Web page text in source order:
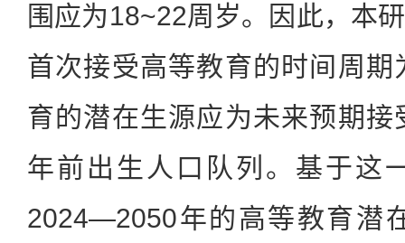
围应为18~22周岁。因此，本
首次接受高等教育的时间周
育的潜在生源应为未来预期
年前出生人口队列。基于这
2024—2050年的高等教育潜